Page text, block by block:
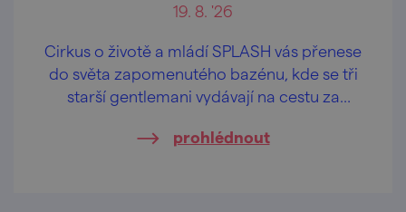
19. 8. '26
Cirkus o životě a mládí SPLASH vás přenese
do světa zapomenutého bazénu, kde se tři
starší gentlemani vydávají na cestu za
každodenní rutinou ztratili schopnost vnímat
prohlédnout